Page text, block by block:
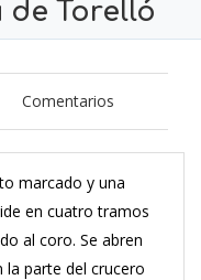
de Torelló
Comentarios
marcado y una
en cuatro tramos
al coro. Se abren
la parte del crucero